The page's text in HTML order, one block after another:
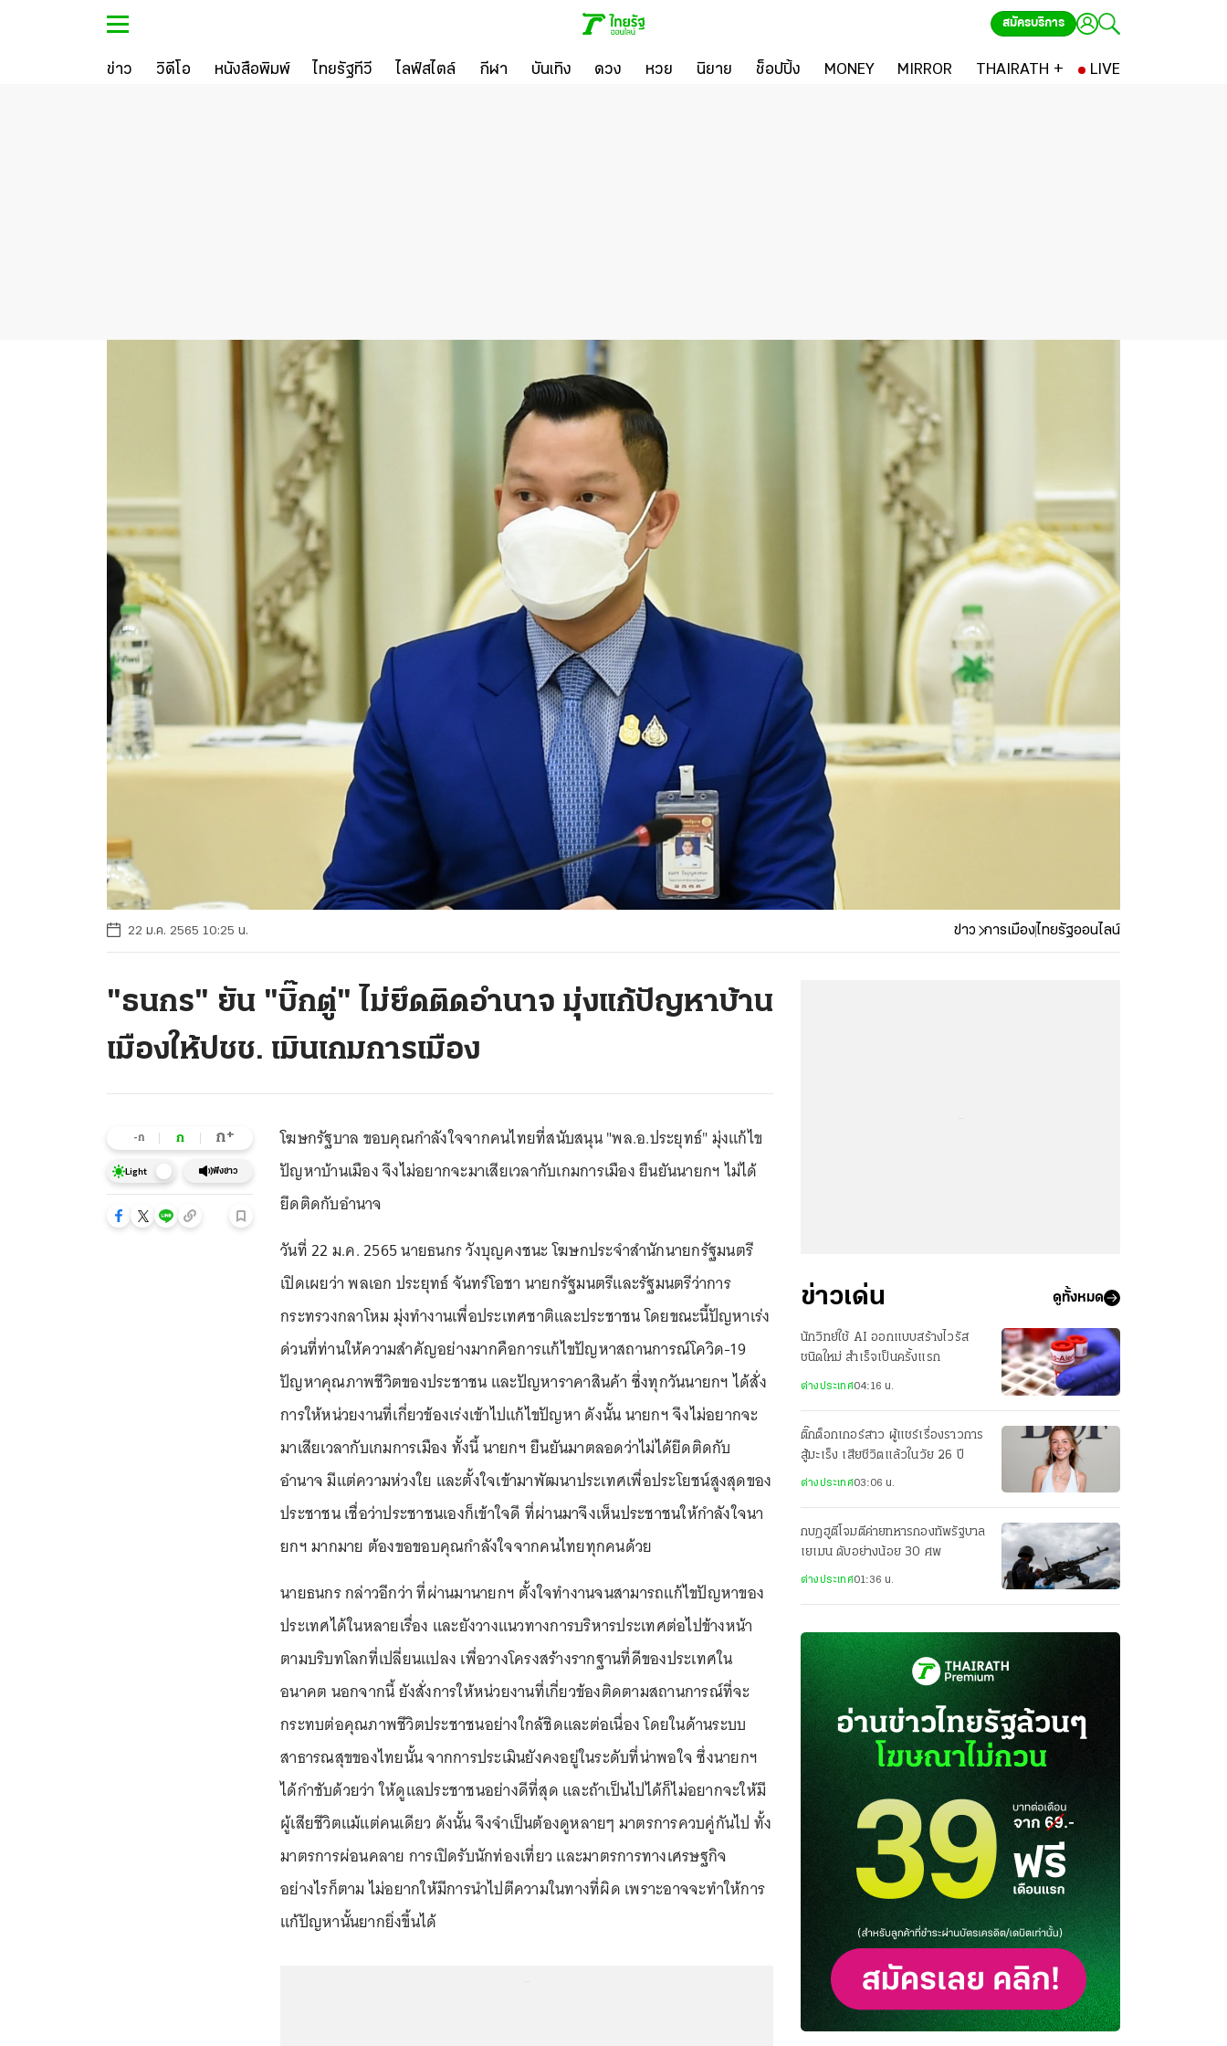
สมัครบริการ
ข่าว วิดีโอ หนังสือพิมพ์ ไทยรัฐทีวี ไลฟ์สไตล์ กีฬา บันเทิง ดวง หวย นิยาย ช็อปปิ้ง MONEY MIRROR THAIRATH + LIVE
22 ม.ค. 2565 10:25 น. ข่าว การเมืองไทยรัฐออนไลน์
"ธนกร" ยัน "บิ๊กตู่" ไม่ยึดติดอำนาจ มุ่งแก้ปัญหาบ้าน
เมืองให้ปชช. เมินเกมการเมือง
-ก ก ก+
Light ฟังข่าว
โฆษกรัฐบาล ขอบคุณกำลังใจจากคนไทยที่สนับสนุน "พล.อ.ประยุทธ์" มุ่งแก้ไข
ปัญหาบ้านเมือง จึงไม่อยากจะมาเสียเวลากับเกมการเมือง ยืนยันนายกฯ ไม่ได้
ยึดติดกับอำนาจ
วันที่ 22 ม.ค. 2565 นายธนกร วังบุญคงชนะ โฆษกประจำสำนักนายกรัฐมนตรี
เปิดเผยว่า พลเอก ประยุทธ์ จันทร์โอชา นายกรัฐมนตรีและรัฐมนตรีว่าการ
กระทรวงกลาโหม มุ่งทำงานเพื่อประเทศชาติและประชาชน โดยขณะนี้ปัญหาเร่ง
ด่วนที่ท่านให้ความสำคัญอย่างมากคือการแก้ไขปัญหาสถานการณ์โควิด-19
ปัญหาคุณภาพชีวิตของประชาชน และปัญหาราคาสินค้า ซึ่งทุกวันนายกฯ ได้สั่ง
การให้หน่วยงานที่เกี่ยวข้องเร่งเข้าไปแก้ไขปัญหา ดังนั้น นายกฯ จึงไม่อยากจะ
มาเสียเวลากับเกมการเมือง ทั้งนี้ นายกฯ ยืนยันมาตลอดว่าไม่ได้ยึดติดกับ
อำนาจ มีแต่ความห่วงใย และตั้งใจเข้ามาพัฒนาประเทศเพื่อประโยชน์สูงสุดของ
ประชาชน เชื่อว่าประชาชนเองก็เข้าใจดี ที่ผ่านมาจึงเห็นประชาชนให้กำลังใจนา
ยกฯ มากมาย ต้องขอขอบคุณกำลังใจจากคนไทยทุกคนด้วย
นายธนกร กล่าวอีกว่า ที่ผ่านมานายกฯ ตั้งใจทำงานจนสามารถแก้ไขปัญหาของ
ประเทศได้ในหลายเรื่อง และยังวางแนวทางการบริหารประเทศต่อไปข้างหน้า
ตามบริบทโลกที่เปลี่ยนแปลง เพื่อวางโครงสร้างรากฐานที่ดีของประเทศใน
อนาคต นอกจากนี้ ยังสั่งการให้หน่วยงานที่เกี่ยวข้องติดตามสถานการณ์ที่จะ
กระทบต่อคุณภาพชีวิตประชาชนอย่างใกล้ชิดและต่อเนื่อง โดยในด้านระบบ
สาธารณสุขของไทยนั้น จากการประเมินยังคงอยู่ในระดับที่น่าพอใจ ซึ่งนายกฯ
ได้กำชับด้วยว่า ให้ดูแลประชาชนอย่างดีที่สุด และถ้าเป็นไปได้ก็ไม่อยากจะให้มี
ผู้เสียชีวิตแม้แต่คนเดียว ดังนั้น จึงจำเป็นต้องดูหลายๆ มาตรการควบคู่กันไป ทั้ง
มาตรการผ่อนคลาย การเปิดรับนักท่องเที่ยว และมาตรการทางเศรษฐกิจ
อย่างไรก็ตาม ไม่อยากให้มีการนำไปตีความในทางที่ผิด เพราะอาจจะทำให้การ
แก้ปัญหานั้นยากยิ่งขึ้นได้
ข่าวเด่น ดูทั้งหมด
นักวิทย์ใช้ AI ออกแบบสร้างไวรัส
ชนิดใหม่ สำเร็จเป็นครั้งแรก
ต่างประเทศ04:16 น.
ติ๊กต็อกเกอร์สาว ผู้แชร์เรื่องราวการ
สู้มะเร็ง เสียชีวิตแล้วในวัย 26 ปี
ต่างประเทศ03:06 น.
กบฏฮูตีโจมตีค่ายทหารกองทัพรัฐบาล
เยเมน ดับอย่างน้อย 30 ศพ
ต่างประเทศ01:36 น.